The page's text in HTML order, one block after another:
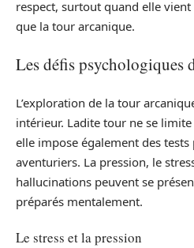
respect, surtout quand elle
que la tour arcanique.
Les défis psychologiques
L’exploration de la tour
intérieur. Ladite tour ne se
elle impose également des
aventuriers. La pression, le
hallucinations peuvent se
préparés mentalement.
Le stress et la pression